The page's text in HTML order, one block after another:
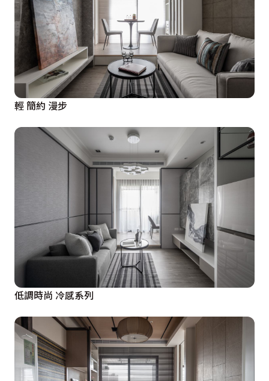
輕 簡約 漫步
低調時尚 冷感系列